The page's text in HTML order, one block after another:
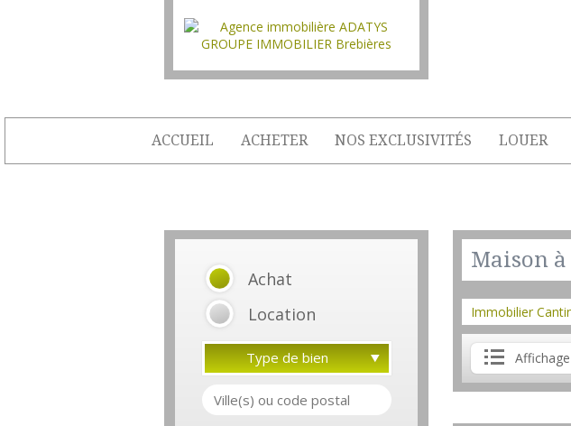
ACCUEIL ACHETER NOS EXCLUSIVITÉS LOUER
Achat
Location
Type de bien
Maison
Immobilier